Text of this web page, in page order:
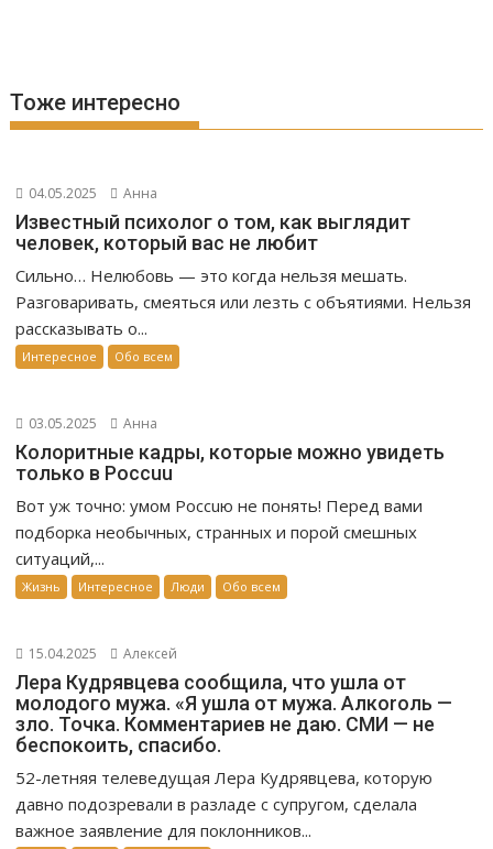
Тоже интересно
04.05.2025 Анна
Известный психолог о том, как выглядит
человек, который вас не любит
Сильно… Нелюбовь — это когда нельзя мешать.
Разговаривать, смеяться или лезть с объятиями. Нельзя
рассказывать о...
Интересное Обо всем
03.05.2025 Анна
Колоритные кадры, которые можно увидеть
только в Россuu
Вот уж точно: умом Россuю не понять! Перед вами
подборка необычных, странных и порой смешных
ситуаций,...
Жизнь Интересное Люди Обо всем
15.04.2025 Алексей
Лера Кудрявцева сообщила, что ушла от
молодого мужа. «Я ушла от мужа. Алкоrоль —
зло. Точка. Комментариев не даю. СМИ — не
беспокоить, спасибо.
52-летняя телеведущая Лера Кудрявцева, которую
давно подозревали в разладе с супругом, сделала
важное заявление для поклонников...